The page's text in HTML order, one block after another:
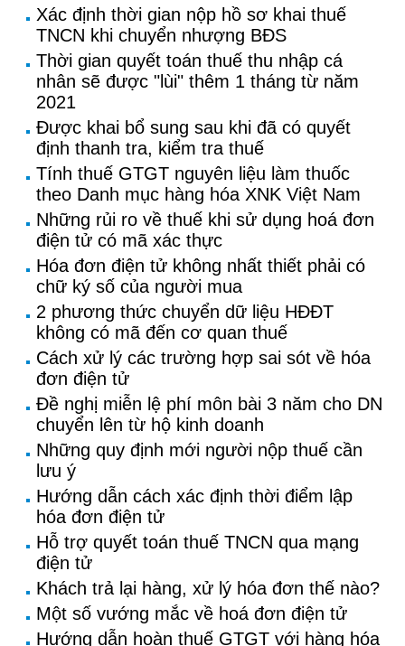
Xác định thời gian nộp hồ sơ khai thuế
TNCN khi chuyển nhượng BĐS
Thời gian quyết toán thuế thu nhập cá
nhân sẽ được "lùi" thêm 1 tháng từ năm
2021
Được khai bổ sung sau khi đã có quyết
định thanh tra, kiểm tra thuế
Tính thuế GTGT nguyên liệu làm thuốc
theo Danh mục hàng hóa XNK Việt Nam
Những rủi ro về thuế khi sử dụng hoá đơn
điện tử có mã xác thực
Hóa đơn điện tử không nhất thiết phải có
chữ ký số của người mua
2 phương thức chuyển dữ liệu HĐĐT
không có mã đến cơ quan thuế
Cách xử lý các trường hợp sai sót về hóa
đơn điện tử
Đề nghị miễn lệ phí môn bài 3 năm cho DN
chuyển lên từ hộ kinh doanh
Những quy định mới người nộp thuế cần
lưu ý
Hướng dẫn cách xác định thời điểm lập
hóa đơn điện tử
Hỗ trợ quyết toán thuế TNCN qua mạng
điện tử
Khách trả lại hàng, xử lý hóa đơn thế nào?
Một số vướng mắc về hoá đơn điện tử
Hướng dẫn hoàn thuế GTGT với hàng hóa